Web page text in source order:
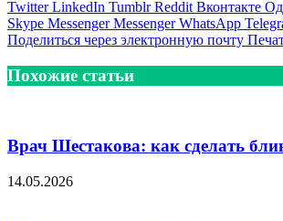
Twitter LinkedIn Tumblr Reddit Вконтакте
Skype Messenger Messenger WhatsApp
Поделиться через электронную почту
Похожие статьи
Врач Шестакова: как сделать
14.05.2026